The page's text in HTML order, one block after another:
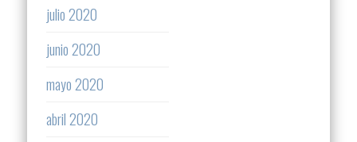
julio 2020
junio 2020
mayo 2020
abril 2020